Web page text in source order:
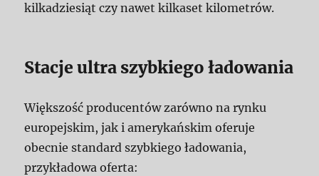
kilkadziesiąt czy nawet kilkaset kilometrów.
Stacje ultra szybkiego ładowania
Większość producentów zarówno na rynku
europejskim, jak i amerykańskim oferuje
obecnie standard szybkiego ładowania,
przykładowa oferta: